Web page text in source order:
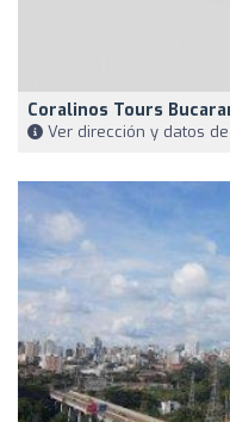
Coralinos Tours
Ver dirección y datos